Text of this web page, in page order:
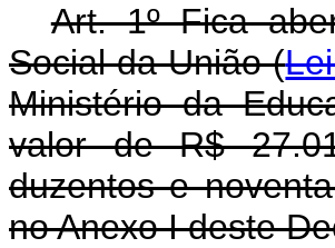
Art. 1º Fica
Social da União (
Ministério da
valor de R$
duzentos e
no Anexo I deste